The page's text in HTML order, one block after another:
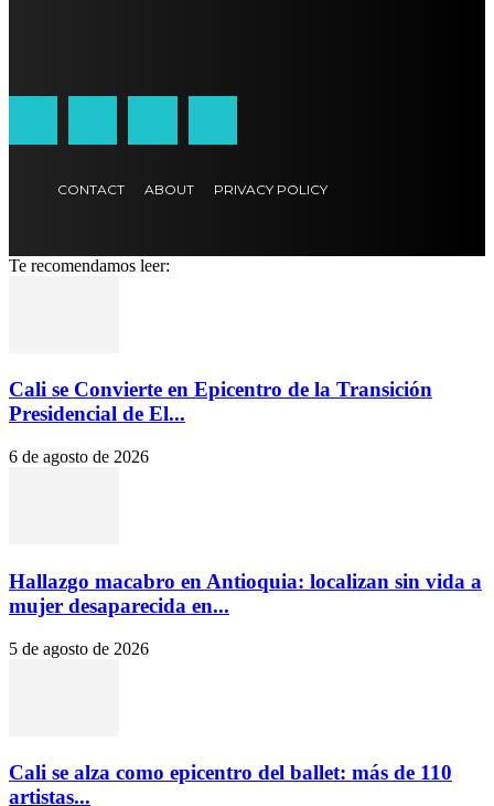
CONTACT ABOUT PRIVACY POLICY
Te recomendamos leer:
Cali se Convierte en Epicentro de la Transición
Presidencial de El...
6 de agosto de 2026
Hallazgo macabro en Antioquia: localizan sin vida a
mujer desaparecida en...
5 de agosto de 2026
Cali se alza como epicentro del ballet: más de 110
artistas...